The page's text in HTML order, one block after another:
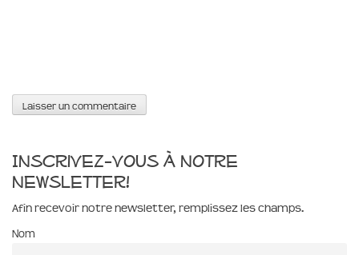
Inscrivez-vous à notre
newsletter!
Afin recevoir notre newsletter, remplissez les champs.
Nom